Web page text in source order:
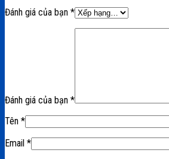
Đánh giá của bạn *
Đánh giá của bạn *
Tên *
Email *